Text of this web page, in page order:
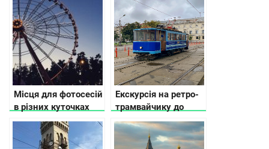
Місця для фотосесій
в різних куточках
України, де має
сфотографуватись
кожен українець
Екскурсія на ретро-
трамвайчику до
минулого й
сьогодення Києва